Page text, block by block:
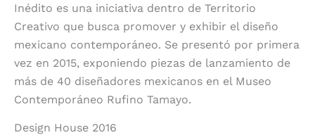
Inédito es una iniciativa dentro de Territorio
Creativo que busca promover y exhibir el diseño
mexicano contemporáneo. Se presentó por primera
vez en 2015, exponiendo piezas de lanzamiento de
más de 40 diseñadores mexicanos en el Museo
Contemporáneo Rufino Tamayo.
Design House 2016